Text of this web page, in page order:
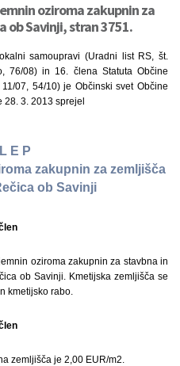
oziroma zakupnin za
ob Savinji, stran 3751.
samoupravi (Uradni list RS, št.
76/08) in 16. člena Statuta Občine
07, 54/10) je Občinski svet Občine
3. 2013 sprejel
E P
zakupnin za zemljišča
ob Savinji
oziroma zakupnin za stavbna in
ob Savinji. Kmetijska zemljišča se
kmetijsko rabo.
zemljišča je 2,00 EUR/m2.